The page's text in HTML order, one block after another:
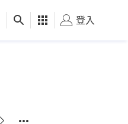
健康 好食玩飛
登入